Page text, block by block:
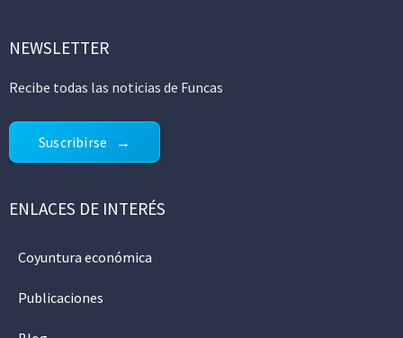
NEWSLETTER
Recibe todas las noticias de Funcas
Suscribirse
ENLACES DE INTERÉS
Coyuntura económica
Publicaciones